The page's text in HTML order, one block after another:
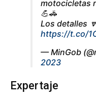
motocicletas
💪🚓
Los detalles
https://t.co/
— MinGob
2023
Expertaje